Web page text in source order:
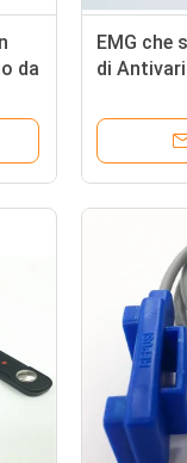
da
EMG che
di